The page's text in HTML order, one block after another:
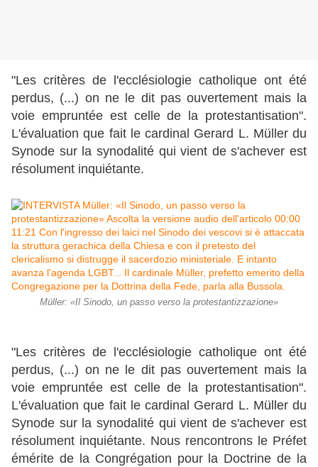
"Les critères de l'ecclésiologie catholique ont été
perdus, (...) on ne le dit pas ouvertement mais la
voie empruntée est celle de la protestantisation".
L'évaluation que fait le cardinal Gerard L. Müller du
Synode sur la synodalité qui vient de s'achever est
résolument inquiétante.
Müller: «Il Sinodo, un passo verso la protestantizzazione»
"Les critères de l'ecclésiologie catholique ont été
perdus, (...) on ne le dit pas ouvertement mais la
voie empruntée est celle de la protestantisation".
L'évaluation que fait le cardinal Gerard L. Müller du
Synode sur la synodalité qui vient de s'achever est
résolument inquiétante. Nous rencontrons le Préfet
émérite de la Congrégation pour la Doctrine de la